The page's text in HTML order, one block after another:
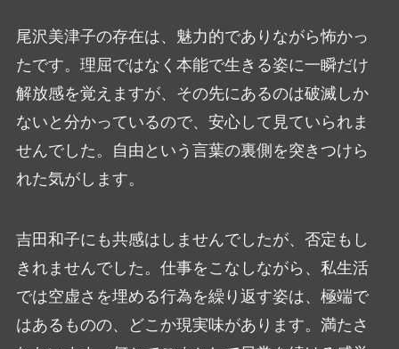
尾沢美津子の存在は、魅力的でありながら怖かっ
たです。理屈ではなく本能で生きる姿に一瞬だけ
解放感を覚えますが、その先にあるのは破滅しか
ないと分かっているので、安心して見ていられま
せんでした。自由という言葉の裏側を突きつけら
れた気がします。
吉田和子にも共感はしませんでしたが、否定もし
きれませんでした。仕事をこなしながら、私生活
では空虚さを埋める行為を繰り返す姿は、極端で
はあるものの、どこか現実味があります。満たさ